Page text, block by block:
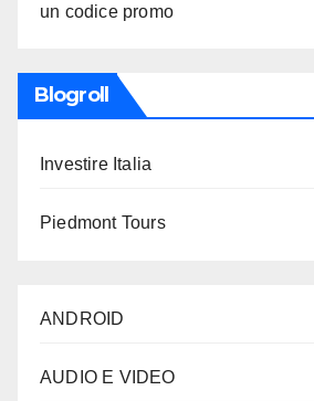
un codice promo
Blogroll
Investire Italia
Piedmont Tours
ANDROID
AUDIO E VIDEO